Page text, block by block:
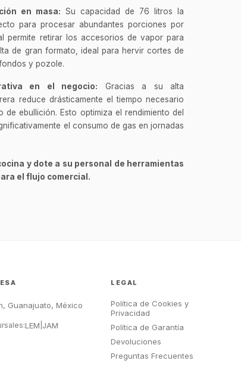
en masa: Su capacidad de 76 litros la
para procesar abundantes porciones por
permite retirar los accesorios de vapor para
de gran formato, ideal para hervir cortes de
y pozole.
en el negocio: Gracias a su alta
reduce drásticamente el tiempo necesario
ebullición. Esto optimiza el rendimiento del
el consumo de gas en jornadas
y dote a su personal de herramientas
el flujo comercial.
GastroBot
¡Hola Chef! 🍳 Soy GastroBot, tu
Métodos de envío y entrega
Ver sucursales y contacto
Guanajuato, México
LEM JAM
LEGAL
Política de Cookies y
Privacidad
Política de Garantía
Devoluciones
Preguntas Frecuentes